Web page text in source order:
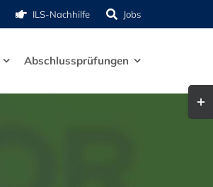
ILS-Nachhilfe Jobs
Abschlussprüfungen